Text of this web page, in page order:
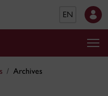
EN
Archives